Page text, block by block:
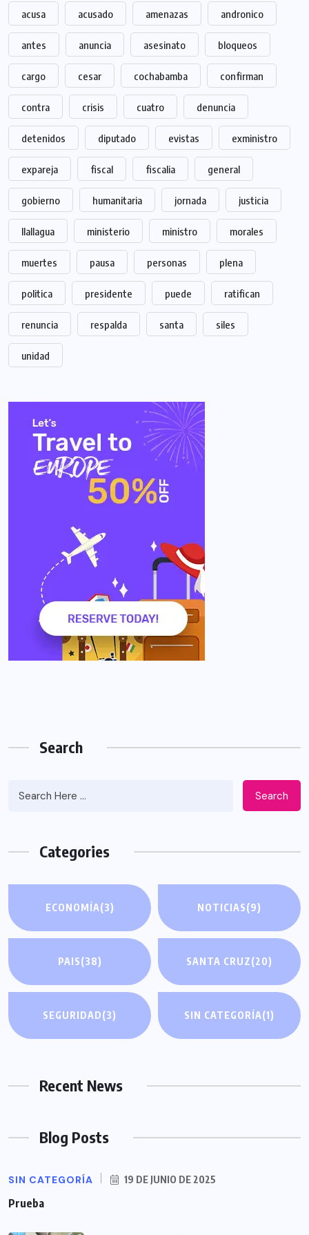
acusa acusado amenazas andronico
antes anuncia asesinato bloqueos
cargo cesar cochabamba confirman
contra crisis cuatro denuncia
detenidos diputado evistas exministro
expareja fiscal fiscalia general
gobierno humanitaria jornada justicia
llallagua ministerio ministro morales
muertes pausa personas plena
politica presidente puede ratifican
renuncia respalda santa siles
unidad
Search
Search
Categories
ECONOMÍA(3) NOTICIAS(9)
PAIS(38) SANTA CRUZ(20)
SEGURIDAD(3) SIN CATEGORÍA(1)
Recent News
Blog Posts
SIN CATEGORÍA 19 DE JUNIO DE 2025
Prueba